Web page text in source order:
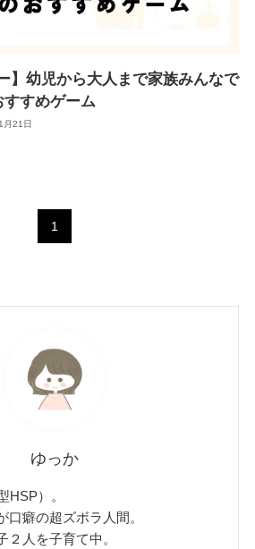
】幼児から大人まで家族みんなで
すめゲーム
月21日
1
ゆっか
HSP）。
口癖の超ズボラ人間。
２人を子育て中。